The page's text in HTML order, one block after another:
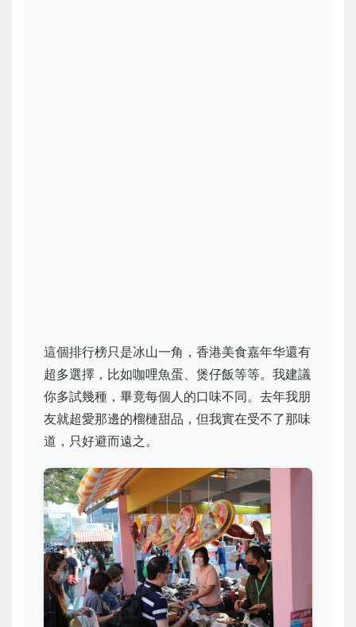
這個排行榜只是冰山一角，香港美食嘉年华還有
超多選擇，比如咖哩魚蛋、煲仔飯等等。我建議
你多試幾種，畢竟每個人的口味不同。去年我朋
友就超愛那邊的榴槤甜品，但我實在受不了那味
道，只好避而遠之。